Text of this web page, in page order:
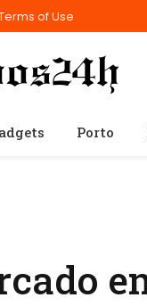
of Use
Porto